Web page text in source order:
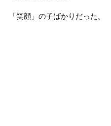
「笑顔」の子ばかりだった。